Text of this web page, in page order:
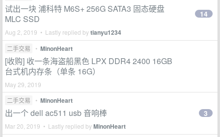
试出一块 浦科特 M6S+ 256G SATA3 固态硬盘
MLC SSD
Aug 2, 2019 • Lastly replied bytianyu1234
14
二手交易 • MinonHeart
[收购] 收一条海盗船黑色 LPX DDR4 2400 16GB
台式机内存条（单条 16G）
May 29, 2019
二手交易
• MinonHeart
出一个 dell ac511 usb 音响棒
Mar 20, 2019 • Lastly replied byMinonHeart
3